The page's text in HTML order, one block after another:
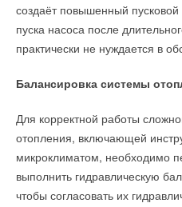
создаёт повышенный
пуска насоса после
практически не нуждается в
Балансировка системы
Для корректной работы
отопления, включающей
микроклиматом, необходимо
выполнить гидравлическую
чтобы согласовать их